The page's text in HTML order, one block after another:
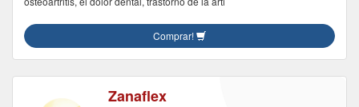
Comprar!
Zanaflex